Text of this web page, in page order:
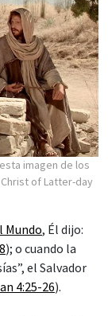
imagen de los
of Latter-day
Mundo, Él dijo:
); o cuando la
el Salvador
4:25-26).